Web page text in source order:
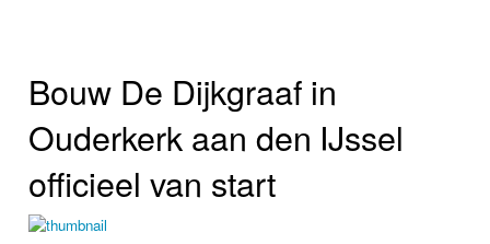
Bouw De Dijkgraaf in
Ouderkerk aan den IJssel
officieel van start